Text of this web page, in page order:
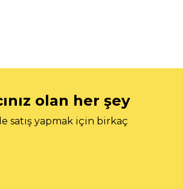
olan her şey
satış yapmak için birkaç